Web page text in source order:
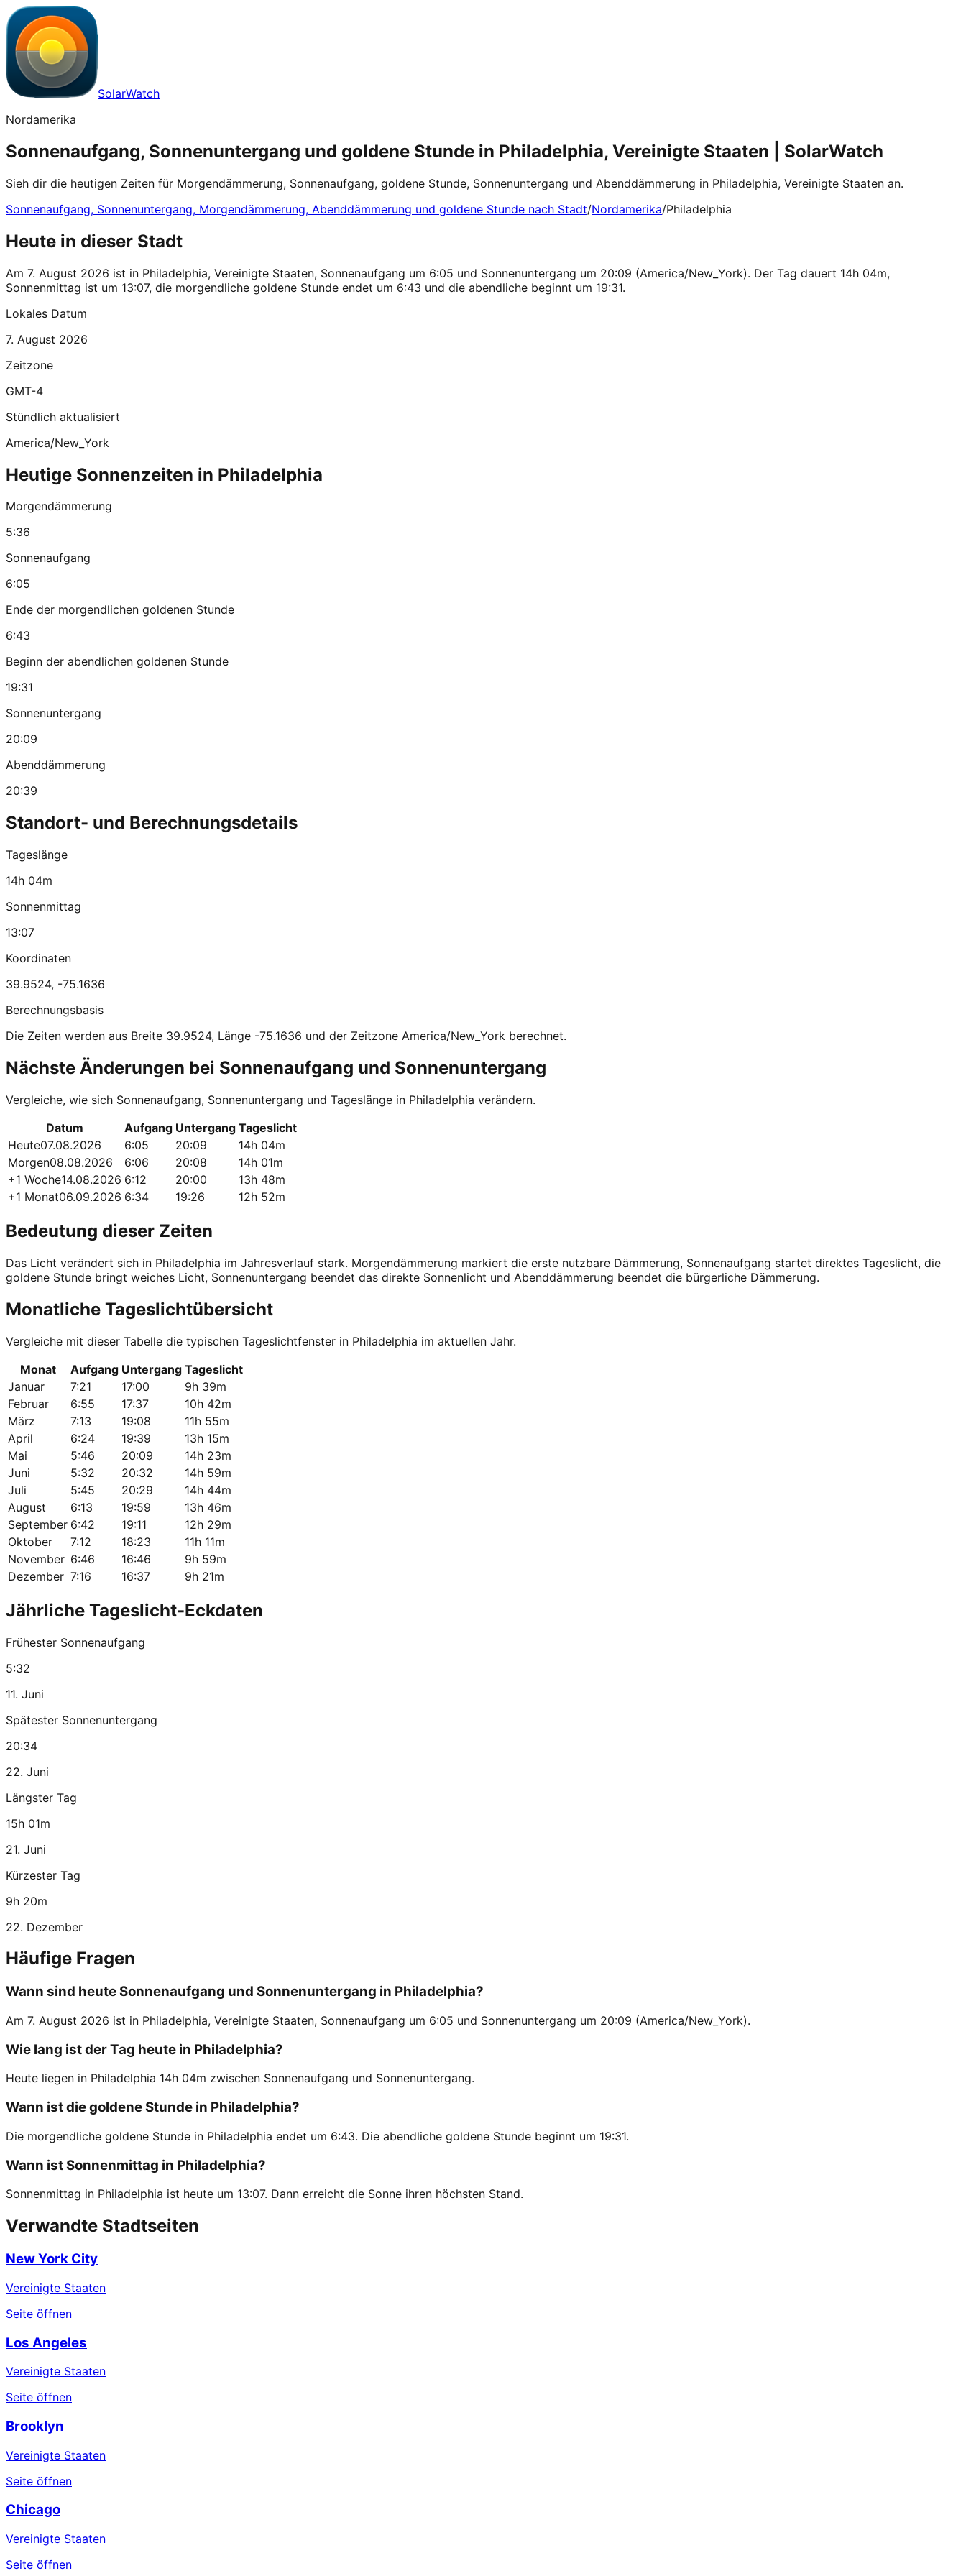
SolarWatch
Nordamerika
Sonnenaufgang, Sonnenuntergang und goldene Stunde in Philadelphia, Vereinigte Staaten | SolarWatch
Sieh dir die heutigen Zeiten für Morgendämmerung, Sonnenaufgang, goldene Stunde, Sonnenuntergang und Abenddämmerung in Philadelphia, Vereinigte Staaten an.
Sonnenaufgang, Sonnenuntergang, Morgendämmerung, Abenddämmerung und goldene Stunde nach Stadt/Nordamerika/Philadelphia
Heute in dieser Stadt
Am 7. August 2026 ist in Philadelphia, Vereinigte Staaten, Sonnenaufgang um 6:05 und Sonnenuntergang um 20:09 (America/New_York). Der Tag dauert 14h 04m,
Sonnenmittag ist um 13:07, die morgendliche goldene Stunde endet um 6:43 und die abendliche beginnt um 19:31.
Lokales Datum
7. August 2026
Zeitzone
GMT-4
Stündlich aktualisiert
America/New_York
Heutige Sonnenzeiten in Philadelphia
Morgendämmerung
5:36
Sonnenaufgang
6:05
Ende der morgendlichen goldenen Stunde
6:43
Beginn der abendlichen goldenen Stunde
19:31
Sonnenuntergang
20:09
Abenddämmerung
20:39
Standort- und Berechnungsdetails
Tageslänge
14h 04m
Sonnenmittag
13:07
Koordinaten
39.9524, -75.1636
Berechnungsbasis
Die Zeiten werden aus Breite 39.9524, Länge -75.1636 und der Zeitzone America/New_York berechnet.
Nächste Änderungen bei Sonnenaufgang und Sonnenuntergang
Vergleiche, wie sich Sonnenaufgang, Sonnenuntergang und Tageslänge in Philadelphia verändern.
Datum
Aufgang Untergang Tageslicht
Heute07.08.2026 6:05 20:09
14h 04m
Morgen08.08.2026 6:06 20:08
14h 01m
+1 Woche14.08.2026 6:12 20:00
13h 48m
+1 Monat06.09.2026 6:34 19:26 12h 52m
Bedeutung dieser Zeiten
Das Licht verändert sich in Philadelphia im Jahresverlauf stark. Morgendämmerung markiert die erste nutzbare Dämmerung, Sonnenaufgang startet direktes Tageslicht, die
goldene Stunde bringt weiches Licht, Sonnenuntergang beendet das direkte Sonnenlicht und Abenddämmerung beendet die bürgerliche Dämmerung.
Monatliche Tageslichtübersicht
Vergleiche mit dieser Tabelle die typischen Tageslichtfenster in Philadelphia im aktuellen Jahr.
Monat
Aufgang Untergang Tageslicht
Januar
7:21 17:00
9h 39m
Februar
6:55 17:37
10h 42m
März
7:13 19:08
11h 55m
April
6:24 19:39
13h 15m
Mai
5:46 20:09
14h 23m
Juni
5:32 20:32
14h 59m
Juli
5:45 20:29
14h 44m
August
6:13 19:59
13h 46m
September 6:42 19:11
12h 29m
Oktober
7:12 18:23
11h 11m
November 6:46 16:46
9h 59m
Dezember 7:16 16:37 9h 21m
Jährliche Tageslicht-Eckdaten
Frühester Sonnenaufgang
5:32
11. Juni
Spätester Sonnenuntergang
20:34
22. Juni
Längster Tag
15h 01m
21. Juni
Kürzester Tag
9h 20m
22. Dezember
Häufige Fragen
Wann sind heute Sonnenaufgang und Sonnenuntergang in Philadelphia?
Am 7. August 2026 ist in Philadelphia, Vereinigte Staaten, Sonnenaufgang um 6:05 und Sonnenuntergang um 20:09 (America/New_York).
Wie lang ist der Tag heute in Philadelphia?
Heute liegen in Philadelphia 14h 04m zwischen Sonnenaufgang und Sonnenuntergang.
Wann ist die goldene Stunde in Philadelphia?
Die morgendliche goldene Stunde in Philadelphia endet um 6:43. Die abendliche goldene Stunde beginnt um 19:31.
Wann ist Sonnenmittag in Philadelphia?
Sonnenmittag in Philadelphia ist heute um 13:07. Dann erreicht die Sonne ihren höchsten Stand.
Verwandte Stadtseiten
New York City
Vereinigte Staaten
Seite öffnen
Los Angeles
Vereinigte Staaten
Seite öffnen
Brooklyn
Vereinigte Staaten
Seite öffnen
Chicago
Vereinigte Staaten
Seite öffnen